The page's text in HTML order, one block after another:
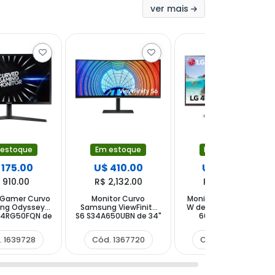
ver mais
910.00
Curvo
Odyssey
de
GTG con
HDMI
1639728
Em estoque
U$ 410.00
R$ 2,132.00
Monitor Curvo
Samsung ViewFinity
S6 S34A650UBN de 34"
con DisplayPort HDMI
Cód. 1367720
Em estoque
U$ 375.00
R$ 1,950.00
Monitor LG 32UN500-
W de 31.5" 4K Ultra HD
60Hz 4 ms con
Cód. 1599947